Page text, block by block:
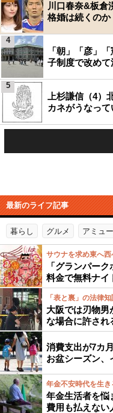
川口春奈&板倉
格婚は続くのか
「朝」「彦」
子制度で改めて
4
上杉謙信（4）
カネがうなって
5
最新のライフ記事
暮らし グルメ アミュ
サウナを求め東へ
「グランパー
料金で無料ナイ
「表と裏」の法律知
大阪では刃物
な場合に許され
消費支出が7カ
お盆シーズン、
年金不安時代を生
年金生活者を悩
費用も払えない